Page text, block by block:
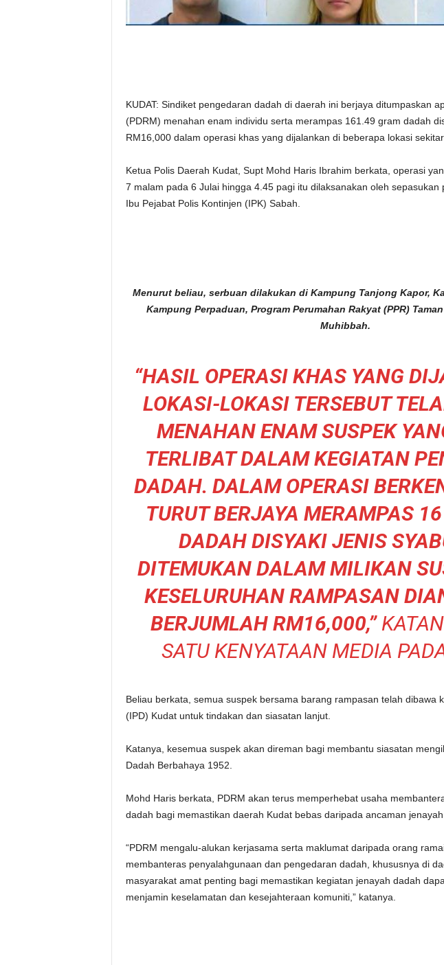
KUDAT: Sindiket pengedaran dadah di daerah ini berjaya ditumpaskan
(PDRM) menahan enam individu serta merampas 161.49 gram dadah
RM16,000 dalam operasi khas yang dijalankan di beberapa lokasi sekitar
Ketua Polis Daerah Kudat, Supt Mohd Haris Ibrahim berkata, operasi
7 malam pada 6 Julai hingga 4.45 pagi itu dilaksanakan oleh sepasukan
Ibu Pejabat Polis Kontinjen (IPK) Sabah.
Menurut beliau, serbuan dilakukan di Kampung Tanjong Kapor,
Kampung Perpaduan, Program Perumahan Rakyat (PPR)
Muhibbah.
“HASIL OPERASI KHAS YANG
LOKASI-LOKASI TERSEBUT
MENAHAN ENAM SUSPEK
TERLIBAT DALAM KEGIATAN
DADAH. DALAM OPERASI
TURUT BERJAYA MERAMPAS
DADAH DISYAKI JENIS
DITEMUKAN DALAM MILIKAN
KESELURUHAN RAMPASAN
BERJUMLAH RM16,000,”
SATU KENYATAAN MEDIA
Beliau berkata, semua suspek bersama barang rampasan telah dibawa
(IPD) Kudat untuk tindakan dan siasatan lanjut.
Katanya, kesemua suspek akan direman bagi membantu siasatan
Dadah Berbahaya 1952.
Mohd Haris berkata, PDRM akan terus memperhebat usaha
dadah bagi memastikan daerah Kudat bebas daripada ancaman jenayah
“PDRM mengalu-alukan kerjasama serta maklumat daripada orang
membanteras penyalahgunaan dan pengedaran dadah, khususnya di
masyarakat amat penting bagi memastikan kegiatan jenayah dadah
menjamin keselamatan dan kesejahteraan komuniti,” katanya.